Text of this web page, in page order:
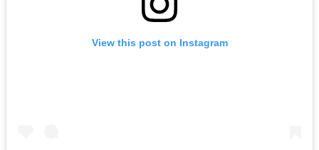
View this post on Instagram